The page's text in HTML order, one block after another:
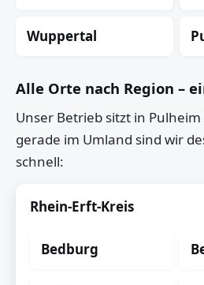
Wuppertal
Alle Orte nach Region –
Unser Betrieb sitzt in
gerade im Umland sind wir
schnell:
Rhein-Erft-Kreis
Bedburg